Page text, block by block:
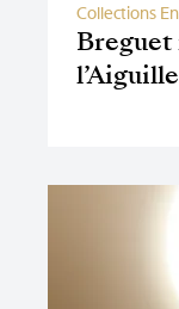
Collections